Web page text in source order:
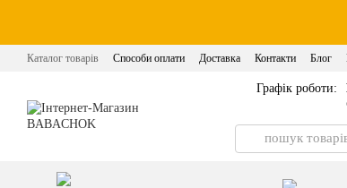
Каталог товарів Способи оплати Доставка Контакти Блог
Графік роботи: